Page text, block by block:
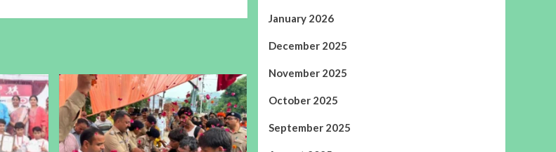
January 2026
December 2025
November 2025
October 2025
September 2025